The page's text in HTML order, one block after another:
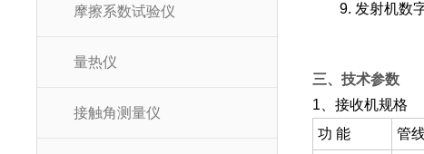
摩擦系数试验仪
量热仪
接触角测量仪
9. 发射机数
三、技术参数
1、接收机规格
功 能
管